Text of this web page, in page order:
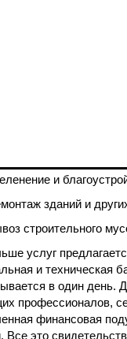
и
зданий и
строительного
услуг
и техническая
в один день.
профессионалов,
финансовая
Все это